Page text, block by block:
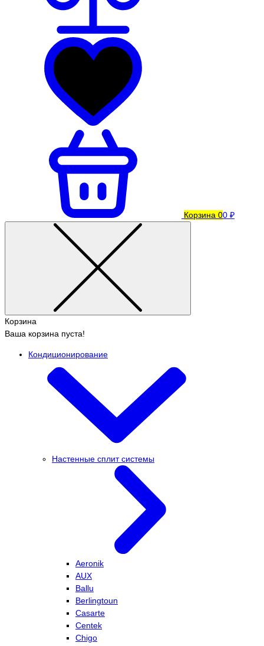
Корзина 00 ₽
Корзина
Ваша корзина пуста!
Кондиционирование
Настенные сплит системы
Aeronik
AUX
Ballu
Berlingtoun
Casarte
Centek
Chigo